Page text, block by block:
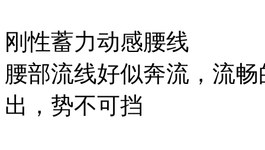
刚性蓄力动感腰线
腰部流线好似奔流，流
出，势不可挡